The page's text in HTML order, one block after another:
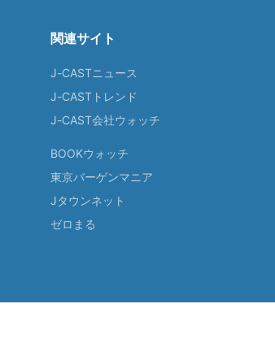
関連サイト
J-CASTニュース
J-CASTトレンド
J-CAST会社ウォッチ
BOOKウォッチ
東京バーゲンマニア
Jタウンネット
ゼロまる